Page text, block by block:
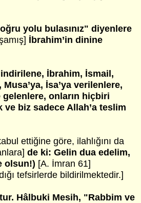
yolu bulasınız" diyenlere
İbrahim’in dinine
İbrahim, İsmail,
İsa’ya verilenlere,
onların hiçbiri
ve biz sadece Allah’a teslim
ettiğine göre, ilahlığını da
de ki: Gelin dua edelim,
olsun!) [A. İmran 61]
tefsirlerde bildirilmektedir.]
Hâlbuki Mesih, "Rabbim ve